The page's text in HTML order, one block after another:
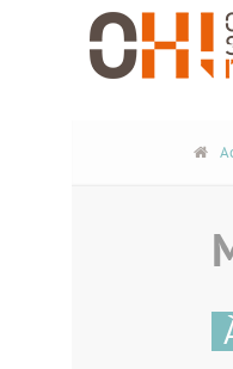
Panneau de gestion des